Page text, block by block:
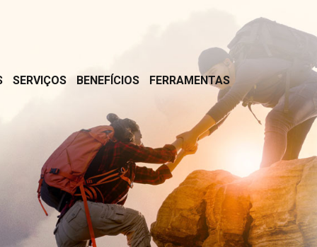
SERVIÇOS BENEFÍCIOS FERRAMENTAS